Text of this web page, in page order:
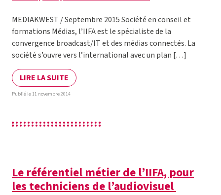
MEDIAKWEST / Septembre 2015 Société en conseil et
formations Médias, l’IIFA est le spécialiste de la
convergence broadcast/IT et des médias connectés. La
société s’ouvre vers l’international avec un plan […]
LIRE LA SUITE
Publié le 11 novembre 2014
Le référentiel métier de l’IIFA, pour
les techniciens de l’audiovisuel